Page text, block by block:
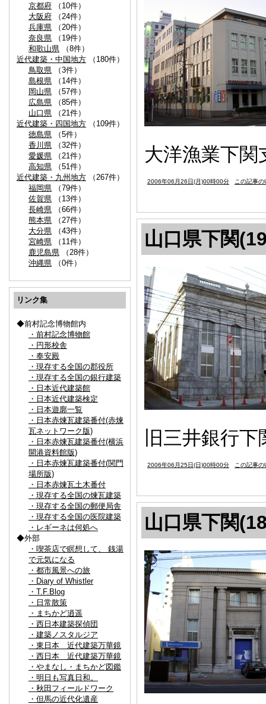
京都府 （10件）
大阪府 （24件）
兵庫県 （20件）
奈良県 （19件）
和歌山県 （8件）
近代建築・中国地方 （180件）
鳥取県 （3件）
島根県 （14件）
岡山県 （57件）
広島県 （85件）
山口県 （21件）
近代建築・四国地方 （109件）
徳島県 （5件）
香川県 （32件）
愛媛県 （21件）
高知県 （51件）
近代建築・九州地方 （267件）
福岡県 （79件）
佐賀県 （13件）
長崎県 （66件）
熊本県 （27件）
大分県 （43件）
宮崎県 （11件）
鹿児島県 （28件）
沖縄県 （0件）
リンク集
◆前村記念博物館内
・前村記念博物館
・円形校舎
・奉安殿
・現存する全国の郡役所
・現存する全国の銀行建築
・日本近代建築館
・日本近代建築検定
・日本遊廓一覧
・日本赤煉瓦建築番付(赤煉
瓦ネットワーク版)
・日本赤煉瓦建築番付(横浜
開港資料館版)
・日本赤煉瓦建築番付(関門
場所版)
・日本赤煉瓦土木番付
・現存する全国の煉瓦建築
・現存する全国の郵便局舎
・現存する全国の医院建築
・レギーネは何処へ
◆外部
・喫茶店で瞑想して、 銭湯
で元気になる
・都市風景への旅
・Diary of Whistler
・T.F.Blog
・日常散策
・まちかど逍遥
・西日本建築探偵団
・建築ノスタルジア
・東日本 近代建築万華鏡
・西日本 近代建築万華鏡
・やまなし・まちかど図鑑
・明日も写真日和。
・秋田フィールドワーク
・但馬の近代化遺産
大洋漁業下関
2006年06月26日(月)00時00分 この記事の
山口県下関
旧三井銀行
2006年06月25日(日)00時00分 この記事の
山口県下関